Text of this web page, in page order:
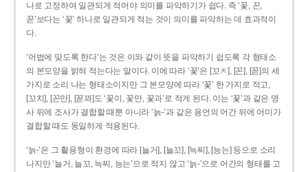
나로 고정하여 일관되게 적어야 의미를 파악하기가 쉽다. 즉 ‘꽃, 꼰,
꼳’보다는 ‘꽃’ 하나로 일관되게 적는 것이 의미를 파악하는 데 효과적이
다.
‘어법에 맞도록 한다’는 것은 이와 같이 뜻을 파악하기 쉽도록 각 형태소
의 본모양을 밝혀 적는다는 말이다. 이에 따라 ‘꽃’은 [꼬ㅊ], [꼰], [꼳]의 세
가지로 소리 나는 형태소이지만 그 본모양에 따라 ‘꽃’ 한 가지로 적고,
[꼬치], [꼰만], [꼳꽈]도 ‘꽃이, 꽃만, 꽃과’로 적게 된다. 이는 ‘꽃’과 같은 명
사 뒤에 조사가 결합할 때뿐 아니라 ‘늙-’과 같은 용언의 어간 뒤에 어미가
결합할 때도 동일하게 적용된다.
‘늙-’은 그 활용형이 환경에 따라 [늘거], [늘꼬], [늑찌], [능는] 등으로 소리
나지만 ‘늘거, 늘꼬, 늑찌, 능는’으로 적지 않고 ‘늙-’으로 어간의 형태를 고